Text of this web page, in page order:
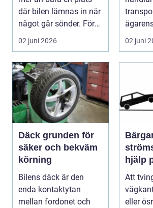
där bilen lämnas in när
något går sönder. För
många biläg...
02 juni 2026
teknik,
02 juni
Däck grunden för
säker och bekväm
körning
Bilens däck är den
enda kontaktytan
mellan fordonet och
hjälp
året
Att
eller